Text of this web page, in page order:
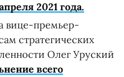
2021 года.
вице-премьер-
стратегических
Олег Уруский
всего